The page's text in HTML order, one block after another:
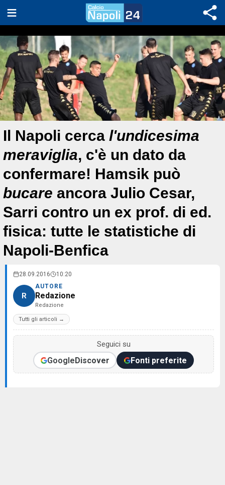
Il Napoli cerca l'undicesima
meraviglia, c'è un dato da
confermare! Hamsik può
bucare ancora Julio Cesar,
Sarri contro un ex prof. di ed.
fisica: tutte le statistiche di
Napoli-Benfica
28.09.2016 10:20
R
AUTORE
Redazione
Redazione
Tutti gli articoli →
Seguici su
GoogleDiscover Fonti preferite